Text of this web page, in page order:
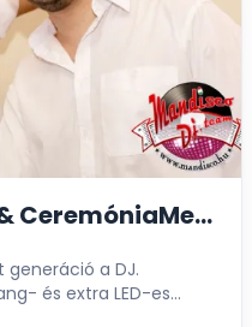
CeremóniaMester
generáció a DJ.
és extra LED-es
– Céges és magán